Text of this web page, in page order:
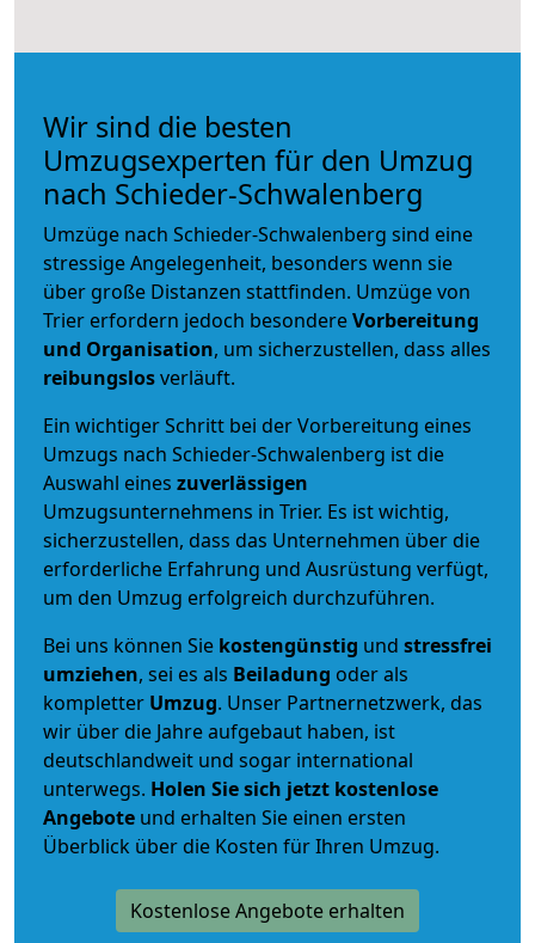
Wir sind die besten
Umzugsexperten für den Umzug
nach Schieder-Schwalenberg
Umzüge nach Schieder-Schwalenberg sind eine
stressige Angelegenheit, besonders wenn sie
über große Distanzen stattfinden. Umzüge von
Trier erfordern jedoch besondereVorbereitung
und Organisation, um sicherzustellen, dass alles
reibungslosverläuft.
Ein wichtiger Schritt bei der Vorbereitung eines
Umzugs nach Schieder-Schwalenberg ist die
Auswahl eines zuverlässigen
Umzugsunternehmens in Trier. Es ist wichtig,
sicherzustellen, dass das Unternehmen über die
erforderliche Erfahrung und Ausrüstung verfügt,
um den Umzug erfolgreich durchzuführen.
Bei uns können Sie kostengünstig und stressfrei
umziehen, sei es als Beiladung oder als
kompletter Umzug. Unser Partnernetzwerk, das
wir über die Jahre aufgebaut haben, ist
deutschlandweit und sogar international
unterwegs. Holen Sie sich jetzt kostenlose
Angebote und erhalten Sie einen ersten
Überblick über die Kosten für Ihren Umzug.
Kostenlose Angebote erhalten